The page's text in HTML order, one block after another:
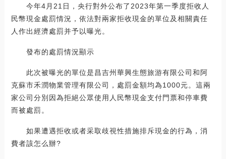
今年4月21日，央行對外公布了2023年第一季度拒收人
民幣現金處罰情況，依法對兩家拒收現金的單位及相關責任
人作出經濟處罰并予以曝光。
發布的處罰情況顯示
此次被曝光的單位是昌吉州華興生態旅游有限公司和阿
克蘇市禾潤物業管理有限公司，處罰金額均為1000元。這兩
家公司分別因為拒絕公眾使用人民幣現金支付門票和停車費
而被處罰。
如果遭遇拒收或者采取歧視性措施排斥現金的行為，消
費者該怎么辦?